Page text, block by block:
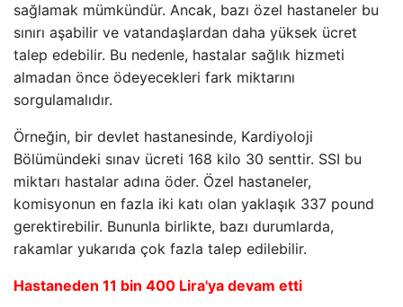
sağlamak mümkündür. Ancak, bazı özel hastaneler bu
sınırı aşabilir ve vatandaşlardan daha yüksek ücret
talep edebilir. Bu nedenle, hastalar sağlık hizmeti
almadan önce ödeyecekleri fark miktarını
sorgulamalıdır.
Örneğin, bir devlet hastanesinde, Kardiyoloji
Bölümündeki sınav ücreti 168 kilo 30 senttir. SSI bu
miktarı hastalar adına öder. Özel hastaneler,
komisyonun en fazla iki katı olan yaklaşık 337 pound
gerektirebilir. Bununla birlikte, bazı durumlarda,
rakamlar yukarıda çok fazla talep edilebilir.
Hastaneden 11 bin 400 Lira'ya devam etti